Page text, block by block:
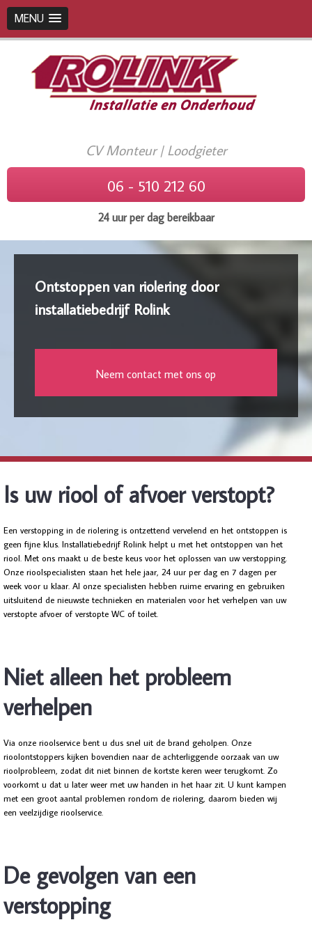
MENU
CV Monteur | Loodgieter
06 - 510 212 60
24 uur per dag bereikbaar
Ontstoppen van riolering door
installatiebedrijf Rolink
Neem contact met ons op
Is uw riool of afvoer verstopt?
Een verstopping in de riolering is ontzettend vervelend en het ontstoppen is
geen fijne klus. Installatiebedrijf Rolink helpt u met het ontstoppen van het
riool. Met ons maakt u de beste keus voor het oplossen van uw verstopping.
Onze rioolspecialisten staan het hele jaar, 24 uur per dag en 7 dagen per
week voor u klaar. Al onze specialisten hebben ruime ervaring en gebruiken
uitsluitend de nieuwste technieken en materialen voor het verhelpen van uw
verstopte afvoer of verstopte WC of toilet.
Niet alleen het probleem
verhelpen
Via onze rioolservice bent u dus snel uit de brand geholpen. Onze
rioolontstoppers kijken bovendien naar de achterliggende oorzaak van uw
rioolprobleem, zodat dit niet binnen de kortste keren weer terugkomt. Zo
voorkomt u dat u later weer met uw handen in het haar zit. U kunt kampen
met een groot aantal problemen rondom de riolering, daarom bieden wij
een veelzijdige rioolservice.
De gevolgen van een
verstopping